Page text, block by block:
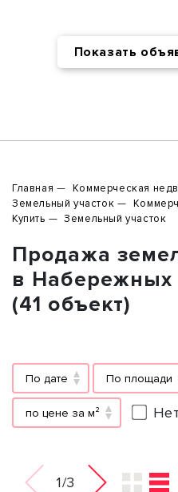
Показать
Главная Коммерческая
Земельный участок
Купить
Земельный участок
Продажа
в Набережных
(41 объект)
По дате По площади
по цене за м²
1/3